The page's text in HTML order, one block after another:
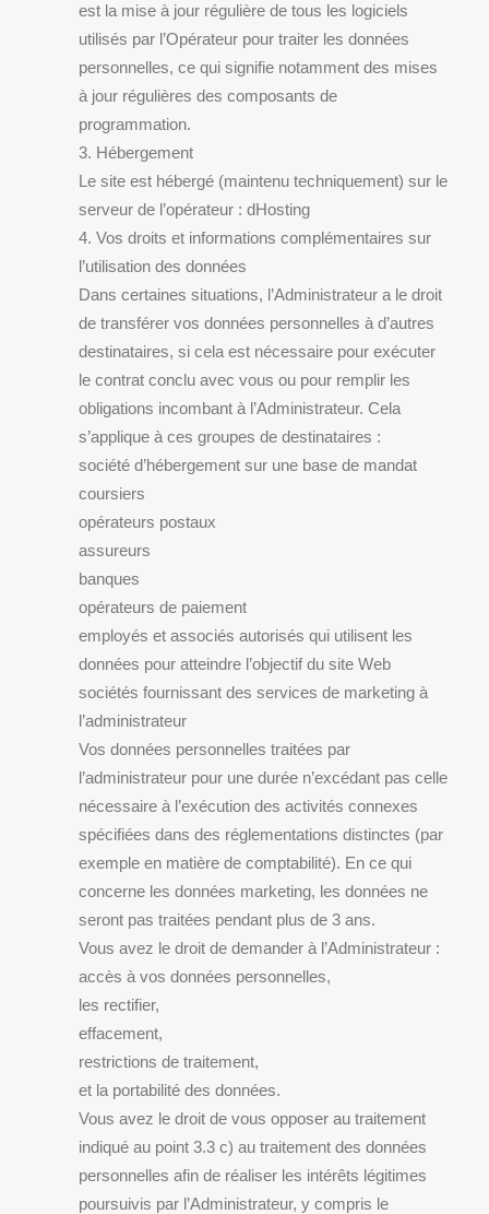
est la mise à jour régulière de tous les logiciels
utilisés par l’Opérateur pour traiter les données
personnelles, ce qui signifie notamment des mises
à jour régulières des composants de
programmation.
3. Hébergement
Le site est hébergé (maintenu techniquement) sur le
serveur de l’opérateur : dHosting
4. Vos droits et informations complémentaires sur
l’utilisation des données
Dans certaines situations, l’Administrateur a le droit
de transférer vos données personnelles à d’autres
destinataires, si cela est nécessaire pour exécuter
le contrat conclu avec vous ou pour remplir les
obligations incombant à l’Administrateur. Cela
s’applique à ces groupes de destinataires :
société d’hébergement sur une base de mandat
coursiers
opérateurs postaux
assureurs
banques
opérateurs de paiement
employés et associés autorisés qui utilisent les
données pour atteindre l’objectif du site Web
sociétés fournissant des services de marketing à
l’administrateur
Vos données personnelles traitées par
l’administrateur pour une durée n’excédant pas celle
nécessaire à l’exécution des activités connexes
spécifiées dans des réglementations distinctes (par
exemple en matière de comptabilité). En ce qui
concerne les données marketing, les données ne
seront pas traitées pendant plus de 3 ans.
Vous avez le droit de demander à l’Administrateur :
accès à vos données personnelles,
les rectifier,
effacement,
restrictions de traitement,
et la portabilité des données.
Vous avez le droit de vous opposer au traitement
indiqué au point 3.3 c) au traitement des données
personnelles afin de réaliser les intérêts légitimes
poursuivis par l’Administrateur, y compris le